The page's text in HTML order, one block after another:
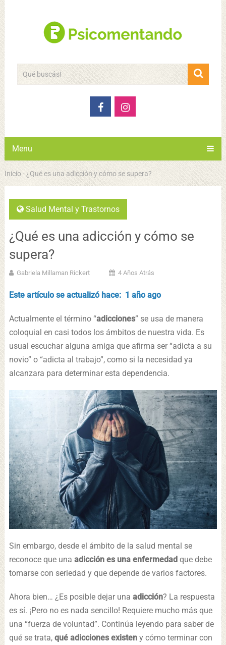
Menu
Inicio-¿Qué es una adicción y cómo se supera?
Salud Mental y Trastornos
¿Qué es una adicción y cómo se
supera?
Gabriela Millaman Rickert 4 Años Atrás
Este artículo se actualizó hace: 1 año ago
Actualmente el término “adicciones” se usa de manera
coloquial en casi todos los ámbitos de nuestra vida. Es
usual escuchar alguna amiga que afirma ser “adicta a su
novio” o “adicta al trabajo”, como si la necesidad ya
alcanzara para determinar esta dependencia.
Sin embargo, desde el ámbito de la salud mental se
reconoce que una adicción es una enfermedad que debe
tomarse con seriedad y que depende de varios factores.
Ahora bien… ¿Es posible dejar una adicción? La respuesta
es sí. ¡Pero no es nada sencillo! Requiere mucho más que
una “fuerza de voluntad”. Continúa leyendo para saber de
qué se trata, qué adicciones existeny cómo terminar con